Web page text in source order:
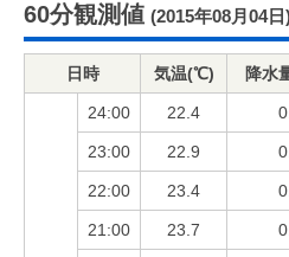
60分観測値 (2015年08月04日
日時 気温(℃) 降水
24:00 22.4
23:00 22.9
22:00 23.4
21:00 23.7